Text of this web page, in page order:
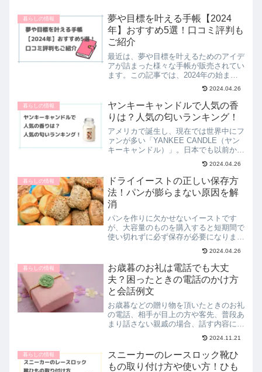
暮らしの情報
夢や目標を叶える手帳【2024
年】おすすめ5選！口コミ評判も
ご紹介
最近は、夢や目標を叶えるためのアイデ
アが詰まった様々な手帳が販売されてい
ます。この記事では、2024年の始まり
にぴったりの“夢や目標を叶える手帳”か
ら、長年発売されている人気のものを５
つご紹介。あわせてそれぞれの手帳の口
コミも紹介しているの...
2024.04.26
暮らしの情報
ヤンキーキャンドルで人気の香
りは？人気の匂いランキング！
アメリカで誕生し、現在では世界中にフ
ァンが多い「YANKEE CANDLE（ヤン
キーキャンドル）」。日本でも以前から
人気の高いキャンドルですが、最近の韓
国ブームもあり韓国の芸能人が愛用して
いるなどの理由などから、再び人気に火
が付いています。...
2024.04.26
暮らしの情報
ドライイーストの正しい保存方
法！パンが膨らまない原因を解
消
パンを作りに欠かせないイーストです
が、大容量のものを購入すると短期間で
使い切れずに必ず保存が必要になります
よね。イーストの保存は冷蔵保存が基
本。ただし、イーストには数種類あり、
種類別に保存方法がやや異なります。イ
ーストは保存方法を間違うこと...
2024.04.26
暮らしの情報
お歳暮のお礼は電話でも大丈
夫？困ったときの電話のかけ方
と会話例文
お歳暮などの贈り物を頂いたときのお礼
の電話、相手が目上の方や客先、普段あ
まり話さない親戚の場合、話す内容に困
ることがありますよね。そもそも、お礼
の連絡の正式なマナーとしては、手紙や
はがきを送るのが基本とされています。
そのため、本来はお礼の手...
2024.11.21
暮らしの情報
スニーカーのレースロック靴ひ
もの取り付け方や使い方！ひも